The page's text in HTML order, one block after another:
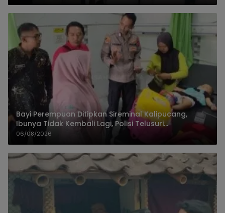
Bayi Perempuan Ditipkan Sireminal Kalipucang,
Ibunya Tidak Kembali Lagi, Polisi Telusuri
Keberadaan Orang Tua
06/08/2026